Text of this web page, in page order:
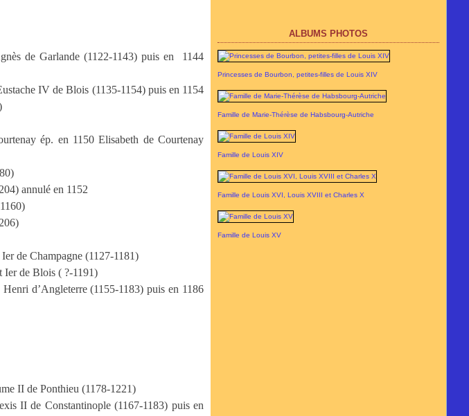
de Garlande (1122-1143) puis en
1144
IV de Blois (1135-1154) puis en 1154
ép. en 1150 Elisabeth de Courtenay
annulé en 1152
de Champagne (1127-1181)
Ier de Blois ( ?-1191)
d’Angleterre (1155-1183) puis en 1186
II de Ponthieu (1178-1221)
II de Constantinople (1167-1183) puis en
ALBUMS PHOTOS
Princesses de Bourbon, petites-filles de Louis XIV
Famille de Marie-Thérèse de Habsbourg-Autriche
Famille de Louis XIV
Famille de Louis XVI, Louis XVIII et Charles X
Famille de Louis XV